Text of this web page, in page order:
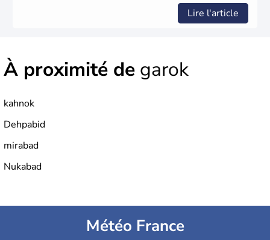
Lire l'article
À proximité de garok
kahnok
Dehpabid
mirabad
Nukabad
Météo France